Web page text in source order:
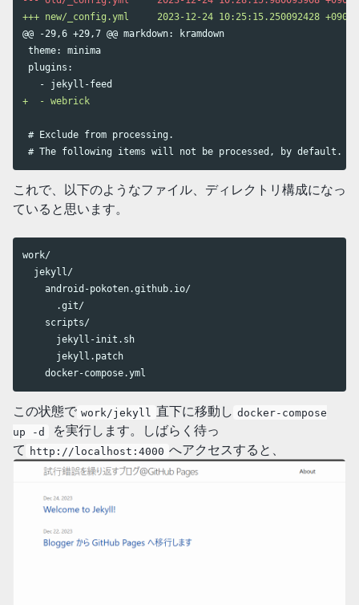
@@ -29,6 +29,7 @@ markdown: kramdown
theme: minima
plugins:
# Exclude from processing.
# The following items will not be processed, by default.
これで、以下のようなファイル、ディレクトリ構成になっ
ていると思います。
work/
  jekyll/
    android-pokoten.github.io/
      .git/
    scripts/
      jekyll-init.sh
      jekyll.patch
    docker-compose.yml
この状態で work/jekyll 直下に移動し docker-compose
up -d
を実行します。しばらく待っ
て http://localhost:4000 へアクセスすると、